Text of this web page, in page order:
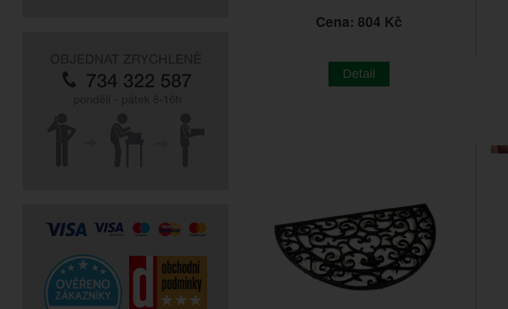
Cena: 804 Kč
Detail